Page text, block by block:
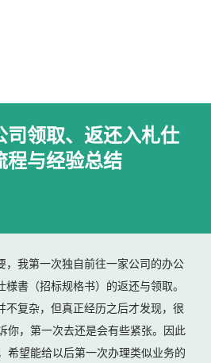
司领取、返还入札仕
与经验总结
，我第一次独自前往一家公司的办公
様書（招标规格书）的返还与领取。
不复杂，但真正经历之后才发现，很
你，第一次去还是会有些紧张。因此
希望能给以后第一次办理类似业务的